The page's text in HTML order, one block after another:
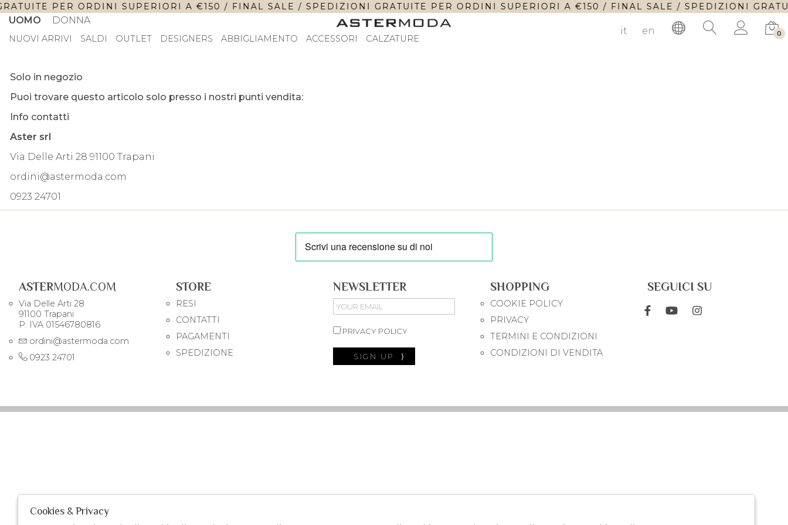
PER ORDINI SUPERIORI A €150 / FINAL SALE / SPEDIZIONI GRATUITE PER ORDINI SUPERIORI A €150 / FINAL SALE / SPEDIZIONI
UOMO DONNA
NUOVI ARRIVI SALDI OUTLET DESIGNERS ABBIGLIAMENTO ACCESSORI CALZATURE
it en 0
Solo in negozio
Puoi trovare questo articolo solo presso i nostri punti vendita:
Info contatti
Aster srl
Via Delle Arti 28 91100 Trapani
ordini@astermoda.com
0923 24701
ASTERMODA.COM
Via Delle Arti 28
91100 Trapani
P. IVA 01546780816
ordini@astermoda.com
0923 24701
STORE
RESI
CONTATTI
PAGAMENTI
SPEDIZIONE
NEWSLETTER
PRIVACY POLICY
SIGN UP ⟩
SHOPPING
COOKIE POLICY
PRIVACY
TERMINI E CONDIZIONI
CONDIZIONI DI VENDITA
SEGUICI SU
Cookies & Privacy